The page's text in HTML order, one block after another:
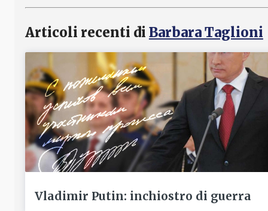
Articoli recenti di Barbara Taglioni
Vladimir Putin: inchiostro di guerra